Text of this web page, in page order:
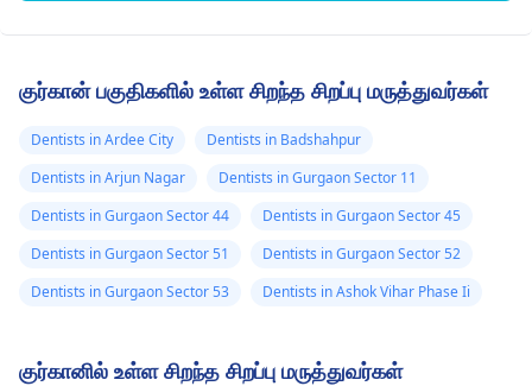
குர்கான் பகுதிகளில் உள்ள சிறந்த சிறப்பு மருத்துவர்கள்
Dentists in Ardee City
Dentists in Badshahpur
Dentists in Arjun Nagar
Dentists in Gurgaon Sector 11
Dentists in Gurgaon Sector 44
Dentists in Gurgaon Sector 45
Dentists in Gurgaon Sector 51
Dentists in Gurgaon Sector 52
Dentists in Gurgaon Sector 53
Dentists in Ashok Vihar Phase Ii
குர்கானில் உள்ள சிறந்த சிறப்பு மருத்துவர்கள்